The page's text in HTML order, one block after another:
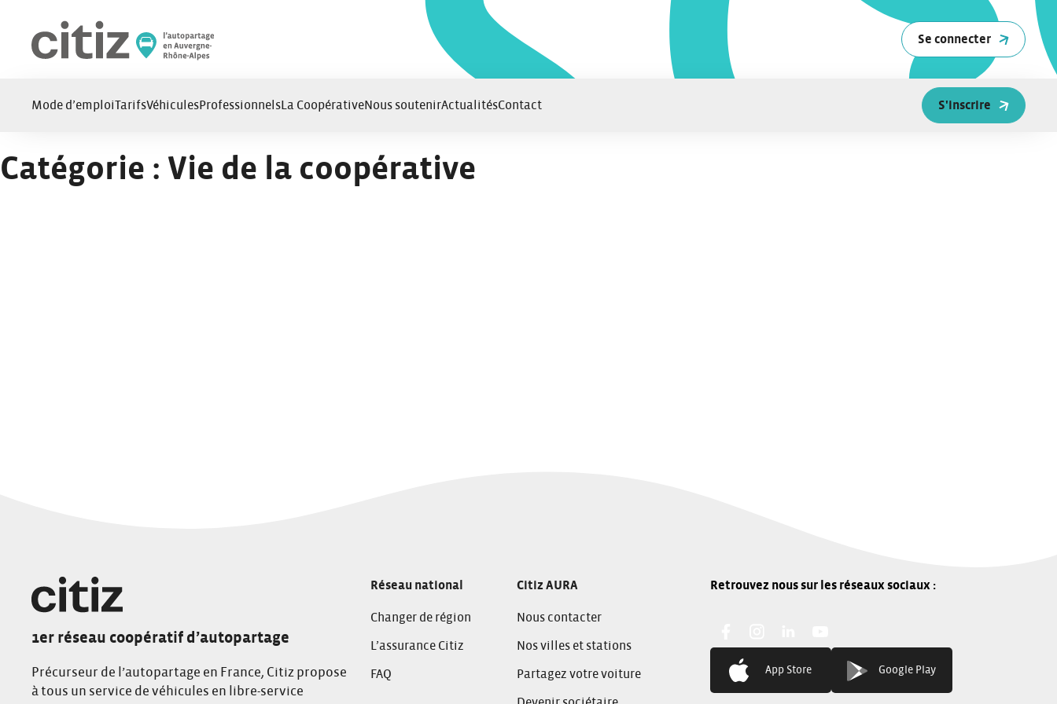
Se connecter
Mode d’emploiTarifsVéhiculesProfessionnels La CoopérativeNous soutenirActualitésContact S'inscrire
Catégorie : Vie de la coopérative
1er réseau coopératif d’autopartage
Précurseur de l’autopartage en France, Citiz propose
à tous un service de véhicules en libre-service
Contact
App Store Google Play
Réseau national
Changer de région
L’assurance Citiz
FAQ
Citiz AURA
Nous contacter
Nos villes et stations
Partagez votre voiture